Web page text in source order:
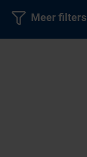
Meer filters